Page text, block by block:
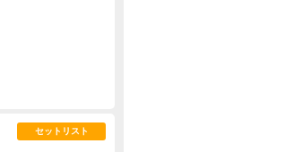
セットリスト